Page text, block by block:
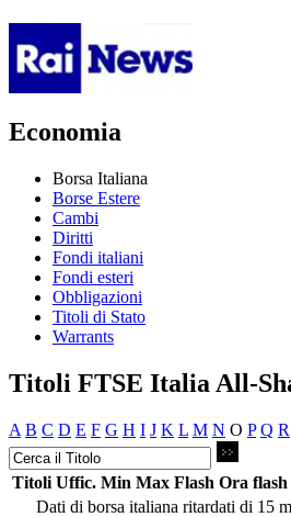
Economia
Borsa Italiana
Borse Estere
Cambi
Diritti
Fondi italiani
Fondi esteri
Obbligazioni
Titoli di Stato
Warrants
Titoli FTSE Italia All-
A B C D E F G H I J K L M N O P Q R
Titoli Uffic. Min Max Flash Ora flash
Dati di borsa italiana ritardati di 15